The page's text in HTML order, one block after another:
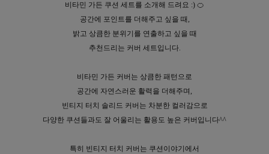
비타민 가든 쿠션 세트를 소개해 드려요 :) 🍊
공간에 포인트를 더해주고 싶을 때,
밝고 상큼한 분위기를 연출하고 싶을 때
추천드리는 커버 세트입니다.
비타민 가든 커버는 상큼한 패턴으로
공간에 자연스러운 활력을 더해주며,
빈티지 터치 솔리드 커버는 차분한 컬러감으로
다양한 쿠션들과도 잘 어울리는 활용도 높은 커버입니다^^
특히 빈티지 터치 커버는 쿠션이야기에서